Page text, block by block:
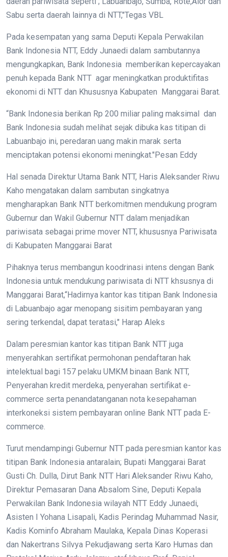
Sabu serta daerah lainnya di NTT,"Tegas VBL
Pada kesempatan yang sama Deputi Kepala Perwakilan
Bank Indonesia NTT, Eddy Junaedi dalam sambutannya
mengungkapkan, Bank Indonesia memberikan kepercayakan
penuh kepada Bank NTT agar meningkatkan produktifitas
ekonomi di NTT dan Khususnya Kabupaten Manggarai Barat.
“Bank Indonesia berikan Rp 200 miliar paling maksimal dan
Bank Indonesia sudah melihat sejak dibuka kas titipan di
Labuanbajo ini, peredaran uang makin marak serta
menciptakan potensi ekonomi meningkat."Pesan Eddy
Hal senada Direktur Utama Bank NTT, Haris Aleksander Riwu
Kaho mengatakan dalam sambutan singkatnya
mengharapkan Bank NTT berkomitmen mendukung program
Gubernur dan Wakil Gubernur NTT dalam menjadikan
pariwisata sebagai prime mover NTT, khususnya Pariwisata
di Kabupaten Manggarai Barat
Pihaknya terus membangun koodrinasi intens dengan Bank
Indonesia untuk mendukung pariwisata di NTT khsusnya di
Manggarai Barat,“Hadirnya kantor kas titipan Bank Indonesia
di Labuanbajo agar menopang sisitim pembayaran yang
sering terkendal, dapat teratasi," Harap Aleks
Dalam peresmian kantor kas titipan Bank NTT juga
menyerahkan sertifikat permohonan pendaftaran hak
intelektual bagi 157 pelaku UMKM binaan Bank NTT,
Penyerahan kredit merdeka, penyerahan sertifikat e-
commerce serta penandatanganan nota kesepahaman
interkoneksi sistem pembayaran online Bank NTT pada E-
commerce.
Turut mendampingi Gubernur NTT pada peresmian kantor kas
titipan Bank Indonesia antaralain; Bupati Manggarai Barat
Gusti Ch. Dulla, Dirut Bank NTT Hari Aleksander Riwu Kaho,
Direktur Pemasaran Dana Absalom Sine, Deputi Kepala
Perwakilan Bank Indonesia wilayah NTT Eddy Junaedi,
Asisten I Yohana Lisapali, Kadis Perindag Muhammad Nasir,
Kadis Kominfo Abraham Maulaka, Kepala Dinas Koperasi
dan Nakertrans Silvya Pekudjawang serta Karo Humas dan